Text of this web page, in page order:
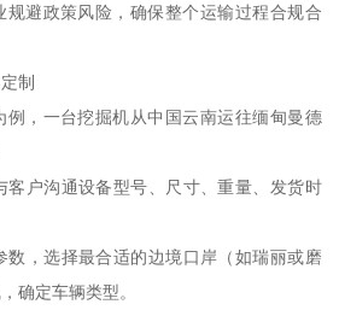
避政策风险，确保整个运输过程合规合
制
例，一台挖掘机从中国云南运往缅甸曼德
客户沟通设备型号、尺寸、重量、发货时
数，选择最合适的边境口岸（如瑞丽或磨
确定车辆类型。